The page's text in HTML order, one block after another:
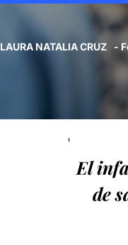
LAURA NATALIA CRUZ -
'
El
de